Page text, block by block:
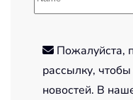
Пожалуйста,
рассылку,
новостей. В